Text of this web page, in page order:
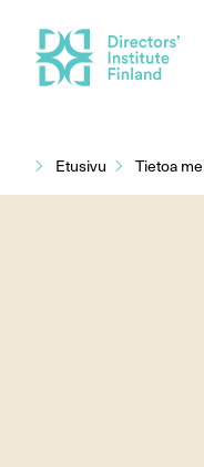
sisältöönEtusivu Tietoa